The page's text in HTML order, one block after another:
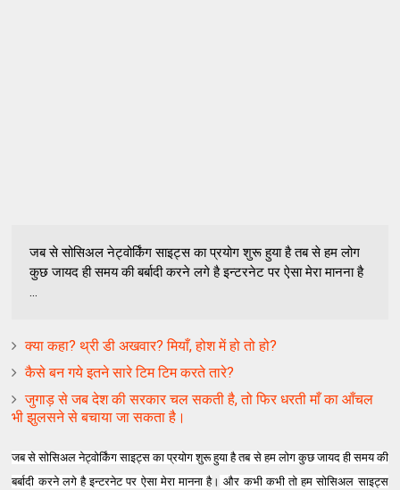
जब से सोसिअल नेट्वोर्किंग साइट्स का प्रयोग शुरू हुया है तब से हम लोग
कुछ जायद ही समय की बर्बादी करने लगे है इन्टरनेट पर ऐसा मेरा मानना है
...
क्या कहा? थ्री डी अखवार? मियाँ, होश में हो तो हो?
कैसे बन गये इतने सारे टिम टिम करते तारे?
जुगाड़ से जब देश की सरकार चल सकती है, तो फिर धरती माँ का आँचल
भी झुलसने से बचाया जा सकता है।
जब से सोसिअल नेट्वोर्किंग साइट्स का प्रयोग शुरू हुया है तब से हम लोग कुछ जायद ही समय की
बर्बादी करने लगे है इन्टरनेट पर ऐसा मेरा मानना है। और कभी कभी तो हम सोसिअलसाइट्स